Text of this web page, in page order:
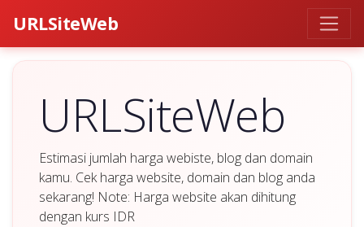
URLSiteWeb
URLSiteWeb
Estimasi jumlah harga webiste, blog dan domain
kamu. Cek harga website, domain dan blog anda
sekarang! Note: Harga website akan dihitung
dengan kurs IDR